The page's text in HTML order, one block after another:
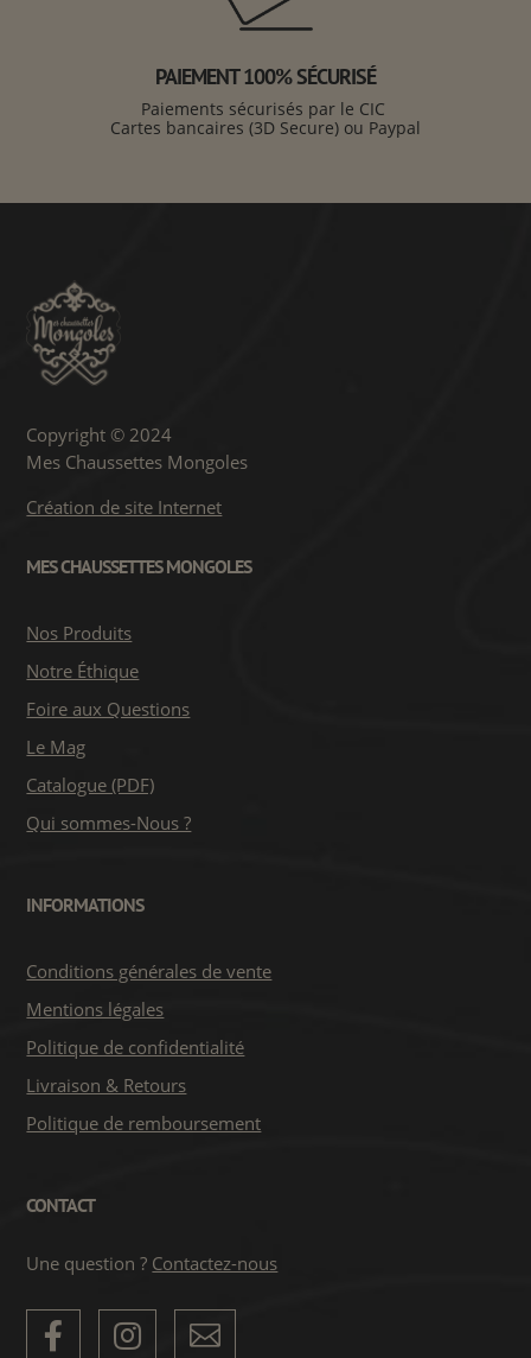
PAIEMENT 100% SÉCURISÉ
Paiements sécurisés par le CIC
Cartes bancaires (3D Secure) ou Paypal
Copyright © 2024
Mes Chaussettes Mongoles
Création de site Internet
MES CHAUSSETTES MONGOLES
Nos Produits
Notre Éthique
Foire aux Questions
Le Mag
Catalogue (PDF)
Qui sommes-Nous ?
INFORMATIONS
Conditions générales de vente
Mentions légales
Politique de confidentialité
Livraison & Retours
Politique de remboursement
CONTACT
Une question ? Contactez-nous
  